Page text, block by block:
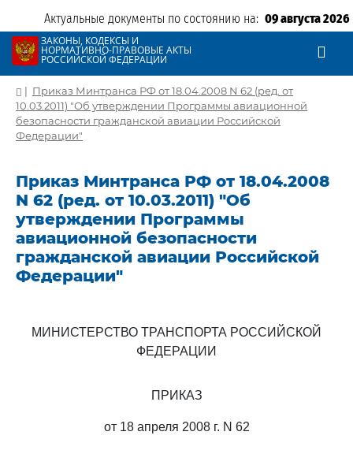
Актуальные документы по состоянию на: 09 августа 2026
ЗАКОНЫ, КОДЕКСЫ И
НОРМАТИВНО-ПРАВОВЫЕ АКТЫ
РОССИЙСКОЙ ФЕДЕРАЦИИ
| Приказ Минтранса РФ от 18.04.2008 N 62 (ред. от
10.03.2011) "Об утверждении Программы авиационной
безопасности гражданской авиации Российской
Федерации"
Приказ Минтранса РФ от 18.04.2008
N 62 (ред. от 10.03.2011) "Об
утверждении Программы
авиационной безопасности
гражданской авиации Российской
Федерации"
МИНИСТЕРСТВО ТРАНСПОРТА РОССИЙСКОЙ
ФЕДЕРАЦИИ
ПРИКАЗ
от 18 апреля 2008 г. N 62